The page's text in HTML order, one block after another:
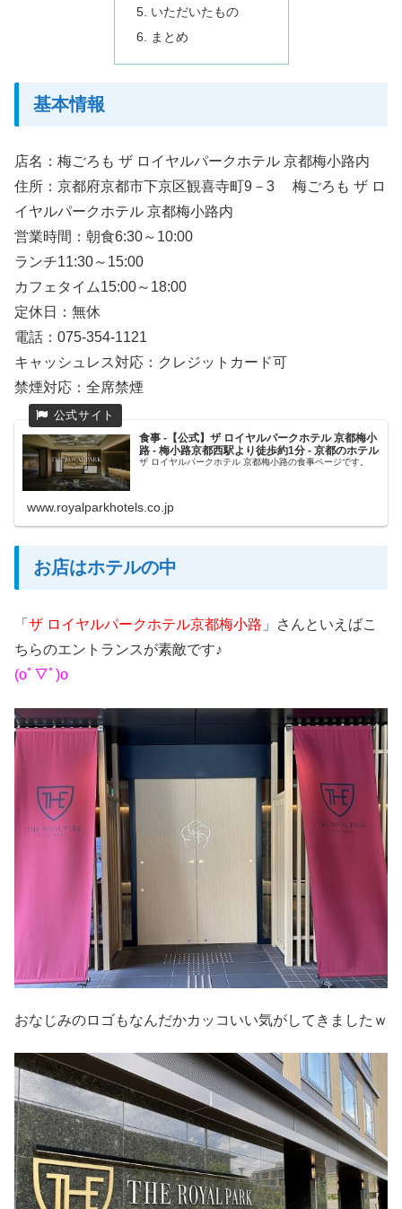
いただいたもの
まとめ
基本情報
店名：梅ごろも ザ ロイヤルパークホテル 京都梅小路内
住所：京都府京都市下京区観喜寺町9－3 梅ごろも ザ ロ
イヤルパークホテル 京都梅小路内
営業時間：朝食6:30～10:00
ランチ11:30～15:00
カフェタイム15:00～18:00
定休日：無休
電話：075-354-1121
キャッシュレス対応：クレジットカード可
禁煙対応：全席禁煙
食事 -【公式】ザ ロイヤルパークホテル 京都梅小
路 - 梅小路京都西駅より徒歩約1分 - 京都のホテル
ザ ロイヤルパークホテル 京都梅小路の食事ページです。
www.royalparkhotels.co.jp
お店はホテルの中
「 ザ ロイヤルパークホテル京都梅小路 」さんといえばこ
ちらのエントランスが素敵です♪
(oﾟ▽ﾟ)o
おなじみのロゴもなんだかカッコいい気がしてきましたｗ